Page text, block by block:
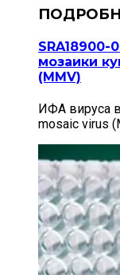
мозаики
(MMV)
ИФА вируса
mosaic virus